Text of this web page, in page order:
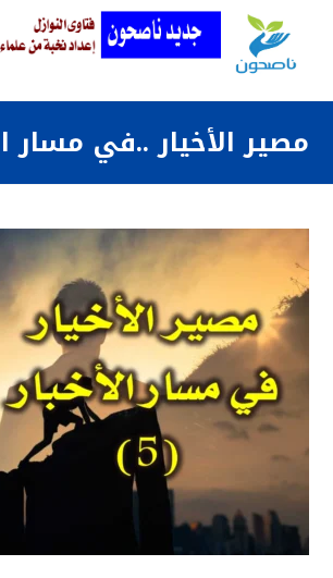
مصير الأخيار ..في مسار